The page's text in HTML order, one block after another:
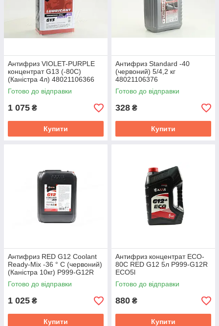
Антифриз VIOLET-PURPLE
концентрат G13 (-80C)
(Каністра 4л) 48021106366
Готово до відправки
1 075 ₴
Купити
Антифриз Standard -40
(червоний) 5/4,2 кг
48021106376
Готово до відправки
328 ₴
Купити
Антифриз RED G12 Сoolant
Ready-Mix -36 ° C (червоний)
(Каністра 10кг) P999-G12R
RDM10
Готово до відправки
1 025 ₴
Купити
Антифриз концентрат ECO-
80C RED G12 5л P999-G12R
ECO5l
Готово до відправки
880 ₴
Купити